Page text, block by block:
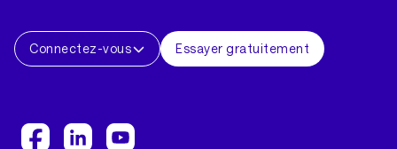
Connectez-vous Essayer gratuitement